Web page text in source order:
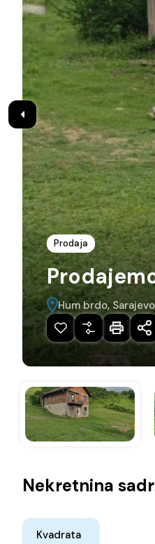
Prodaja
Hum brdo,
Nekretnina
Kvadrata